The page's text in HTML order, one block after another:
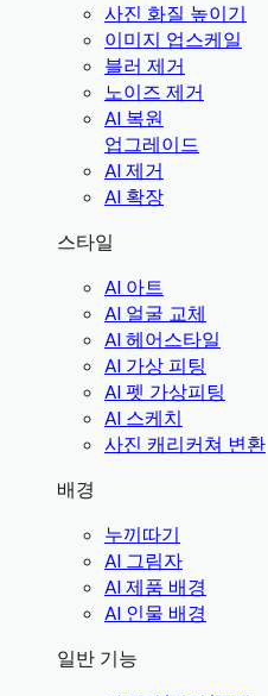
사진 화질 높이기
이미지 업스케일
블러 제거
노이즈 제거
AI 복원
업그레이드
AI 제거
AI 확장
스타일
AI 아트
AI 얼굴 교체
AI 헤어스타일
AI 가상 피팅
AI 펫 가상피팅
AI 스케치
사진 캐리커쳐 변환
배경
누끼따기
AI 그림자
AI 제품 배경
AI 인물 배경
일반 기능